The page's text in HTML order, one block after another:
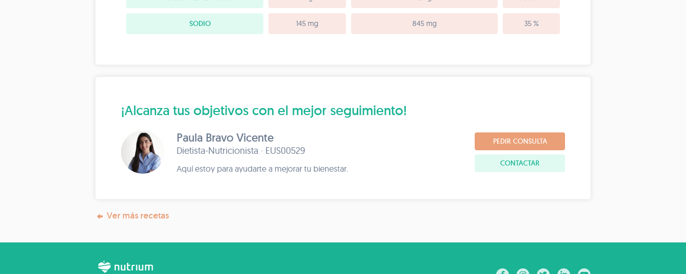
SODIO 145 mg 845 mg 35 %
¡Alcanza tus objetivos con el mejor seguimiento!
Paula Bravo Vicente
Dietista-Nutricionista · EUS00529
Aquí estoy para ayudarte a mejorar tu bienestar.
PEDIR CONSULTA
CONTACTAR
Ver más recetas